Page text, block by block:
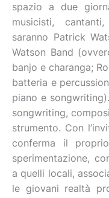
spazio a due
musicisti,
saranno Patrick
Watson Band
banjo e charanga;
batteria e
piano e
songwriting,
strumento. Con
conferma il
sperimentazione,
a quelli locali,
le giovani realtà